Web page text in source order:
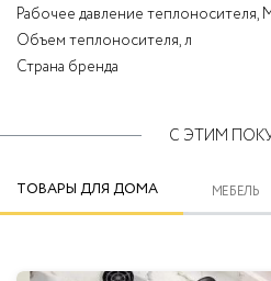
Рабочее давление теплоносителя,
Объем теплоносителя, л
Страна бренда
С ЭТИМ
ТОВАРЫ ДЛЯ ДОМА МЕБЕЛЬ